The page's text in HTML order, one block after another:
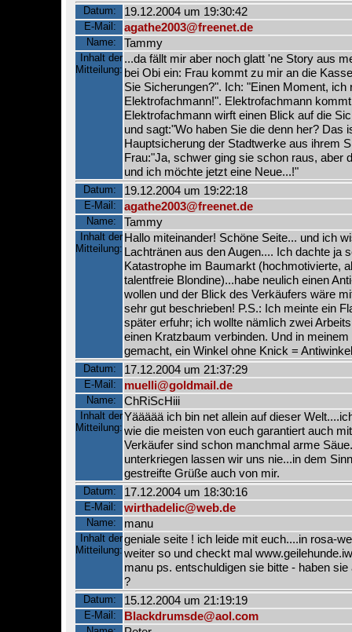
Datum: 19.12.2004 um 19:30:42
E-Mail: agathe2003@freenet.de
Name: Tammy
Inhalt der
Mitteilung:
...da fällt mir aber noch glatt 'ne Story aus
bei Obi ein: Frau kommt zu mir an die
Sie Sicherungen?". Ich: "Einen Moment, ich
Elektrofachmann!". Elektrofachmann
Elektrofachmann wirft einen Blick auf die
und sagt:"Wo haben Sie die denn her? Das
Hauptsicherung der Stadtwerke aus ihrem
Frau:"Ja, schwer ging sie schon raus, aber
und ich möchte jetzt eine Neue...!"
Datum: 19.12.2004 um 19:22:18
E-Mail: agathe2003@freenet.de
Name: Tammy
Inhalt der
Mitteilung:
Hallo miteinander! Schöne Seite... und ich
Lachtränen aus den Augen.... Ich dachte ja
Katastrophe im Baumarkt (hochmotivierte,
talentfreie Blondine)...habe neulich einen
wollen und der Blick des Verkäufers wäre
sehr gut beschrieben! P.S.: Ich meinte ein
später erfuhr; ich wollte nämlich zwei
einen Kratzbaum verbinden. Und in
gemacht, ein Winkel ohne Knick =
Datum: 17.12.2004 um 21:37:29
E-Mail: muelli@goldmail.de
Name: ChRiScHiii
Inhalt der
Mitteilung:
Yäääää ich bin net allein auf dieser
wie die meisten von euch garantiert auch
Verkäufer sind schon manchmal arme
unterkriegen lassen wir uns nie...in dem
gestreifte Grüße auch von mir.
Datum: 17.12.2004 um 18:30:16
E-Mail: wirthadelic@web.de
Name: manu
Inhalt der
Mitteilung:
geniale seite ! ich leide mit euch....in rosa-
weiter so und checkt mal
manu ps. entschuldigen sie bitte - haben
?
Datum: 15.12.2004 um 21:19:19
E-Mail: Blackdrumsde@aol.com